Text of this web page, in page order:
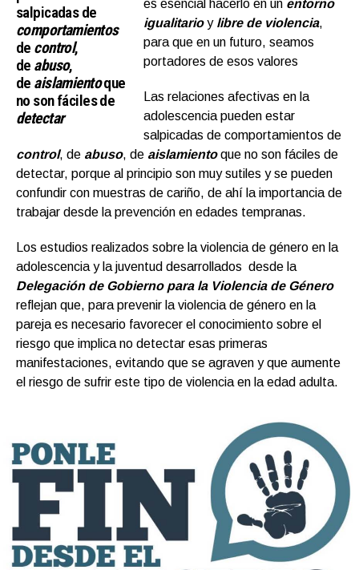
salpicadas de
comportamientos
de control,
de abuso,
de aislamientoque
no son fáciles de
detectar
es esencial hacerlo en un entorno
igualitarioy libre de violencia,
para que en un futuro, seamos
portadores de esos valores
Las relaciones afectivas en la
adolescencia pueden estar
salpicadas de comportamientos de
control, de abuso, de aislamientoque no son fáciles de
detectar, porque al principio son muy sutiles y se pueden
confundir con muestras de cariño, de ahí la importancia de
trabajar desde la prevención en edades tempranas.
Los estudios realizados sobre la violencia de género en la
adolescencia y la juventud desarrollados desde la
Delegación de Gobierno para la Violencia de Género
reflejan que, para prevenir la violencia de género en la
pareja es necesario favorecer el conocimiento sobre el
riesgo que implica no detectar esas primeras
manifestaciones, evitando que se agraven y que aumente
el riesgo de sufrir este tipo de violencia en la edad adulta.